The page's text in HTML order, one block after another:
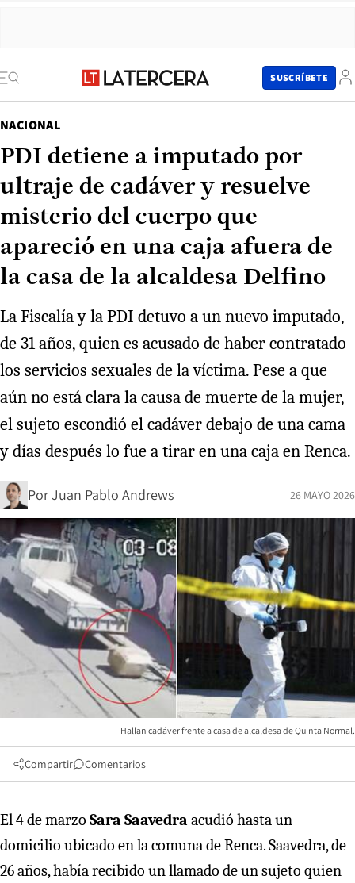
SUSCRÍBETE
NACIONAL
PDI detiene a imputado por
ultraje de cadáver y resuelve
misterio del cuerpo que
apareció en una caja afuera de
la casa de la alcaldesa Delfino
La Fiscalía y la PDI detuvo a un nuevo imputado,
de 31 años, quien es acusado de haber contratado
los servicios sexuales de la víctima. Pese a que
aún no está clara la causa de muerte de la mujer,
el sujeto escondió el cadáver debajo de una cama
y días después lo fue a tirar en una caja en Renca.
PorJuan Pablo Andrews 26 MAYO 2026
Hallan cadáver frente a casa de alcaldesa de Quinta Normal.
Compartir Comentarios
El 4 de marzo Sara Saavedra acudió hasta un
domicilio ubicado en la comuna de Renca. Saavedra, de
26 años, había recibido un llamado de un sujeto quien